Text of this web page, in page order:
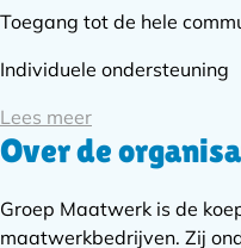
Toegang tot de hele
Individuele ondersteuning
Lees meer
Over de
Groep Maatwerk is de
maatwerkbedrijven. Zij